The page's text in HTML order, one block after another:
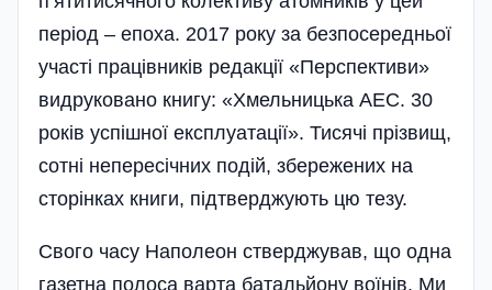
період – епоха. 2017 року за безпосередньої
участі працівників редакції «Перспективи»
видруковано книгу: «Хмельницька АЕС. 30
років успішної експлуатації». Тисячі прізвищ,
сотні непересічних подій, збережених на
сторінках книги, підтверджують цю тезу.
Свого часу Наполеон стверджував, що одна
газетна полоса варта батальйону воїнів. Ми